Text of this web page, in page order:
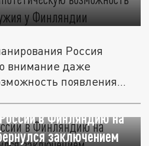
Россия
внимание даже
появления...
в Финляндию на
заключением